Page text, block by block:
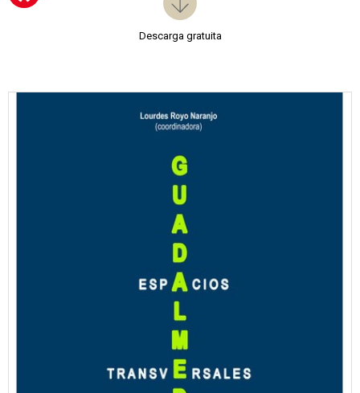
Descarga gratuita